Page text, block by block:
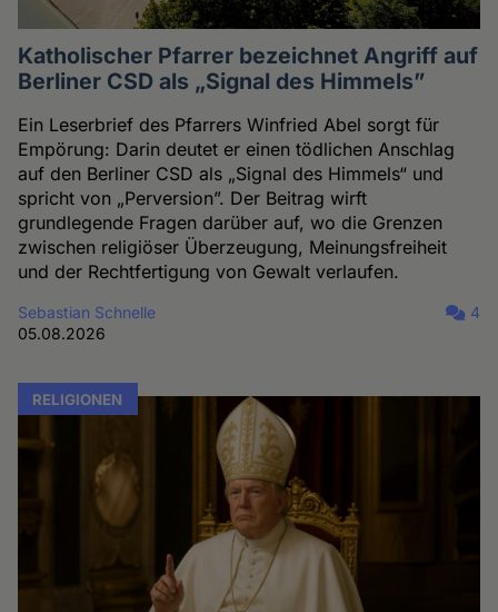
Katholischer Pfarrer bezeichnet Angriff auf
Berliner CSD als „Signal des Himmels”
Ein Leserbrief des Pfarrers Winfried Abel sorgt für
Empörung: Darin deutet er einen tödlichen Anschlag
auf den Berliner CSD als „Signal des Himmels“ und
spricht von „Perversion”. Der Beitrag wirft
grundlegende Fragen darüber auf, wo die Grenzen
zwischen religiöser Überzeugung, Meinungsfreiheit
und der Rechtfertigung von Gewalt verlaufen.
Sebastian Schnelle
05.08.2026
4
RELIGIONEN